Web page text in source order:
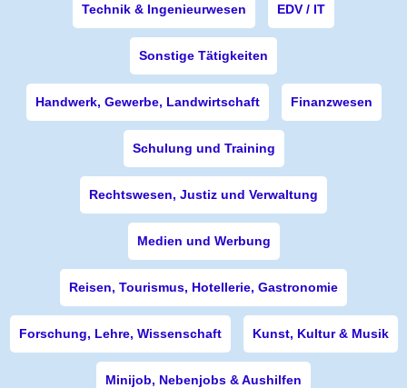
Technik & Ingenieurwesen EDV / IT
Sonstige Tätigkeiten
Handwerk, Gewerbe, Landwirtschaft Finanzwesen
Schulung und Training
Rechtswesen, Justiz und Verwaltung
Medien und Werbung
Reisen, Tourismus, Hotellerie, Gastronomie
Forschung, Lehre, Wissenschaft Kunst, Kultur & Musik
Minijob, Nebenjobs & Aushilfen